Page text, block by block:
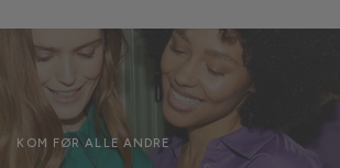
KOM FØR ALLE ANDRE